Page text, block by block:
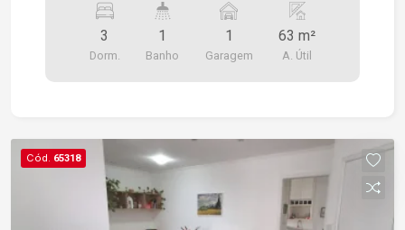
única, varanda gourmet e vista livre.
3
Dorm.
1
Banho
1
Garagem
63 m²
A. Útil
Cód. 65318